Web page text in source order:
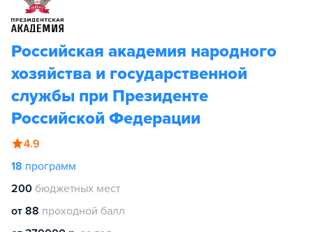
Российская академия народного
хозяйства и государственной
службы при Президенте
Российской Федерации
4.9
18 программ
200 бюджетных мест
от 88 проходной балл